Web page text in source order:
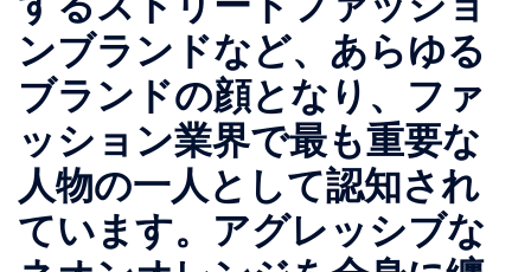
ンブランドなど、あらゆる
ブランドの顔となり、ファ
ッション業界で最も重要な
人物の一人として認知され
ています。アグレッシブな